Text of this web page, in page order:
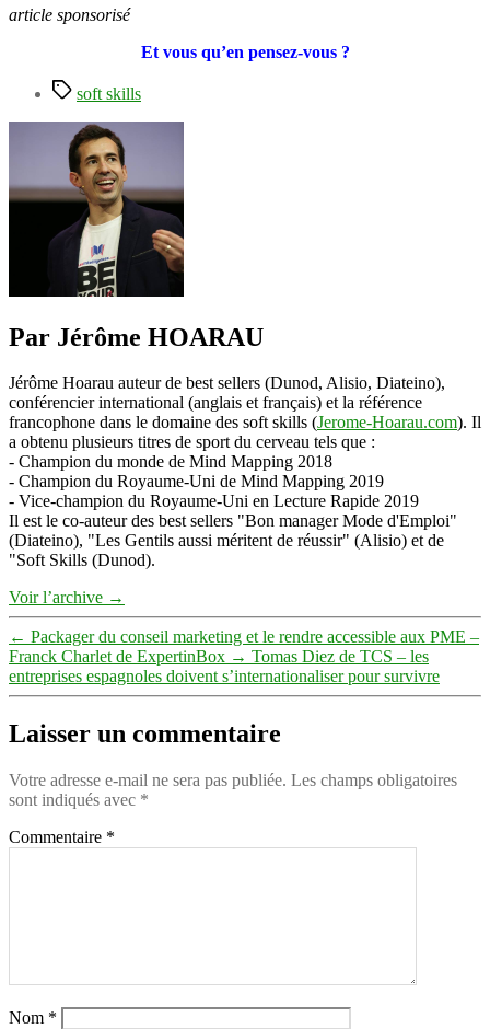
article sponsorisé
Et vous qu’en pensez-vous ?
Étiquettes
soft skills
Par Jérôme HOARAU
Jérôme Hoarau auteur de best sellers (Dunod, Alisio, Diateino),
conférencier international (anglais et français) et la référence
francophone dans le domaine des soft skills (Jerome-Hoarau.com). Il
a obtenu plusieurs titres de sport du cerveau tels que :
- Champion du monde de Mind Mapping 2018
- Champion du Royaume-Uni de Mind Mapping 2019
- Vice-champion du Royaume-Uni en Lecture Rapide 2019
Il est le co-auteur des best sellers "Bon manager Mode d'Emploi"
(Diateino), "Les Gentils aussi méritent de réussir" (Alisio) et de
"Soft Skills (Dunod).
Voir l’archive →
← Packager du conseil marketing et le rendre accessible aux PME –
Franck Charlet de ExpertinBox → Tomas Diez de TCS – les
entreprises espagnoles doivent s’internationaliser pour survivre
Laisser un commentaire
Votre adresse e-mail ne sera pas publiée. Les champs obligatoires
sont indiqués avec *
Commentaire *
Nom *